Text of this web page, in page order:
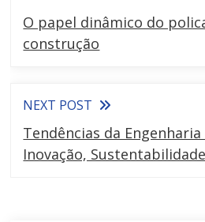
O papel dinâmico do
construção
NEXT POST
Tendências da
Inovação,